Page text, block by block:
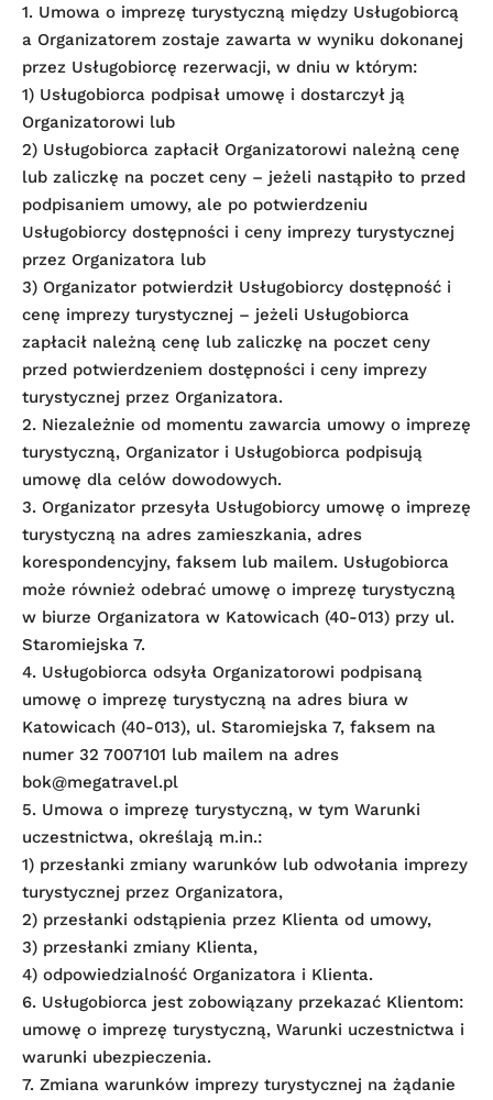
1. Umowa o imprezę turystyczną między Usługobiorcą
a Organizatorem zostaje zawarta w wyniku dokonanej
przez Usługobiorcę rezerwacji, w dniu w którym:
1) Usługobiorca podpisał umowę i dostarczył ją
Organizatorowi lub
2) Usługobiorca zapłacił Organizatorowi należną cenę
lub zaliczkę na poczet ceny – jeżeli nastąpiło to przed
podpisaniem umowy, ale po potwierdzeniu
Usługobiorcy dostępności i ceny imprezy turystycznej
przez Organizatora lub
3) Organizator potwierdził Usługobiorcy dostępność i
cenę imprezy turystycznej – jeżeli Usługobiorca
zapłacił należną cenę lub zaliczkę na poczet ceny
przed potwierdzeniem dostępności i ceny imprezy
turystycznej przez Organizatora.
2. Niezależnie od momentu zawarcia umowy o imprezę
turystyczną, Organizator i Usługobiorca podpisują
umowę dla celów dowodowych.
3. Organizator przesyła Usługobiorcy umowę o imprezę
turystyczną na adres zamieszkania, adres
korespondencyjny, faksem lub mailem. Usługobiorca
może również odebrać umowę o imprezę turystyczną
w biurze Organizatora w Katowicach (40-013) przy ul.
Staromiejska 7.
4. Usługobiorca odsyła Organizatorowi podpisaną
umowę o imprezę turystyczną na adres biura w
Katowicach (40-013), ul. Staromiejska 7, faksem na
numer 32 7007101 lub mailem na adres
bok@megatravel.pl
5. Umowa o imprezę turystyczną, w tym Warunki
uczestnictwa, określają m.in.:
1) przesłanki zmiany warunków lub odwołania imprezy
turystycznej przez Organizatora,
2) przesłanki odstąpienia przez Klienta od umowy,
3) przesłanki zmiany Klienta,
4) odpowiedzialność Organizatora i Klienta.
6. Usługobiorca jest zobowiązany przekazać Klientom:
umowę o imprezę turystyczną, Warunki uczestnictwa i
warunki ubezpieczenia.
7. Zmiana warunków imprezy turystycznej na żądanie